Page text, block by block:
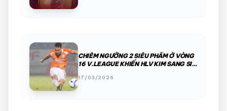
CHIÊM NGƯỠNG 2 SIÊU PHẨM Ở VÒNG
16 V.LEAGUE KHIẾN HLV KIM SANG SIK
17/03/2026